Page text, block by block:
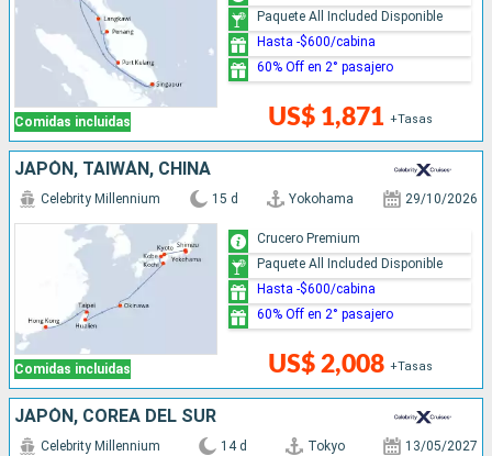
Comidas incluidas US$ 1,871 +Tasas
Paquete All Included Disponible
Hasta -$600/cabina
60% Off en 2° pasajero
JAPÓN, TAIWÁN, CHINA
Comidas incluidas
Celebrity Millennium 15 d Yokohama 29/10/2026
US$ 2,008 +Tasas
Crucero Premium
Paquete All Included Disponible
Hasta -$600/cabina
60% Off en 2° pasajero
JAPÓN, COREA DEL SUR
Celebrity Millennium 14 d Tokyo 13/05/2027